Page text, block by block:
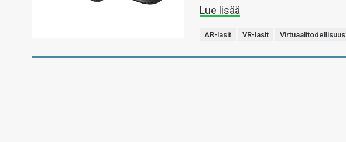
Lue lisää
AR-lasit VR-lasit Virtuaalitodellisuus